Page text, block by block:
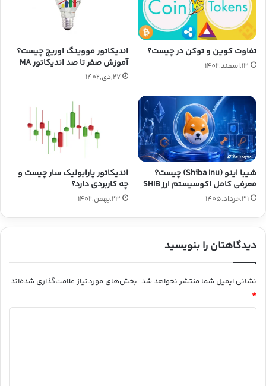
تفاوت کوین و توکن در چیست؟
13,اسفند,1402
اندیکاتور مووینگ اوریج چیست؟
آموزش صفر تا صد اندیکاتور MA
27,دی,1402
شیبا اینو (Shiba Inu) چیست؟
معرفی کامل اکوسیستم ارز SHIB
31,خرداد,1405
اندیکاتور پارابولیک سار چیست و
چه کاربردی دارد؟
23,بهمن,1402
دیدگاهتان را بنویسید
نشانی ایمیل شما منتشر نخواهد شد. بخش‌های موردنیاز علامت‌گذاری شده‌اند
*